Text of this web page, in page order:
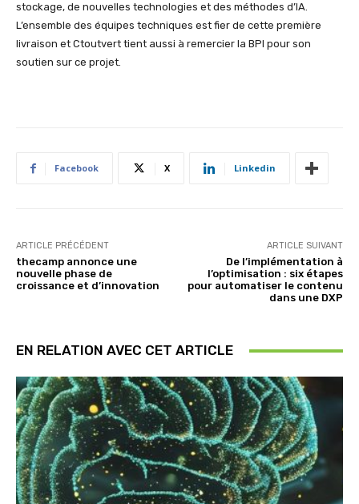
stockage, de nouvelles technologies et des méthodes d’IA.
L’ensemble des équipes techniques est fier de cette première
livraison et Ctoutvert tient aussi à remercier la BPI pour son
soutien sur ce projet.
Facebook X Linkedin
ARTICLE PRÉCÉDENT
thecamp annonce une
nouvelle phase de
croissance et d’innovation
ARTICLE SUIVANT
De l’implémentation à
l’optimisation : six étapes
pour automatiser le contenu
dans une DXP
EN RELATION AVEC CET ARTICLE